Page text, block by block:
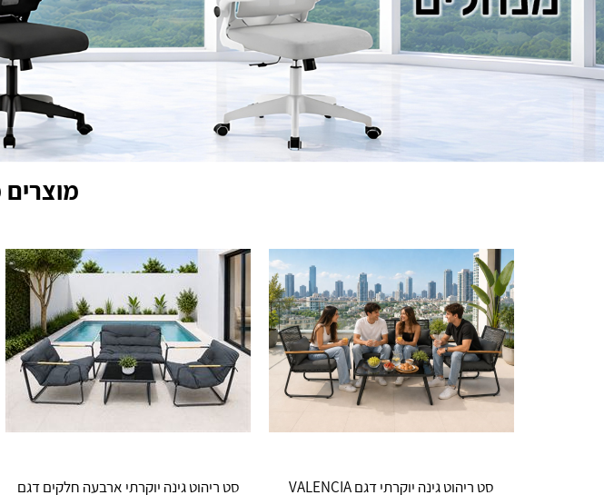
סט ריהוט גינה יוקרתי דגם VALENCIA
סט ריהוט גינה יוקרתי ארבעה חלקים דגם